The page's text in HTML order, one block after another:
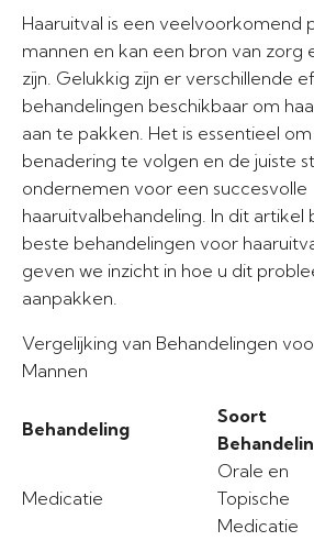
Haaruitval is een veelvoorkomend
mannen en kan een bron van zorg
zijn. Gelukkig zijn er verschillende
behandelingen beschikbaar om
aan te pakken. Het is essentieel
benadering te volgen en de juiste
ondernemen voor een succesvolle
haaruitvalbehandeling. In dit artikel
beste behandelingen voor
geven we inzicht in hoe u dit
aanpakken.
Vergelijking van Behandelingen
Mannen
Behandeling
Soort
Medicatie
Orale en
Topische
Medicatie